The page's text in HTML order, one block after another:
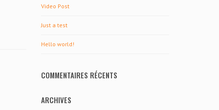
Video Post
Just a test
Hello world!
COMMENTAIRES RÉCENTS
ARCHIVES